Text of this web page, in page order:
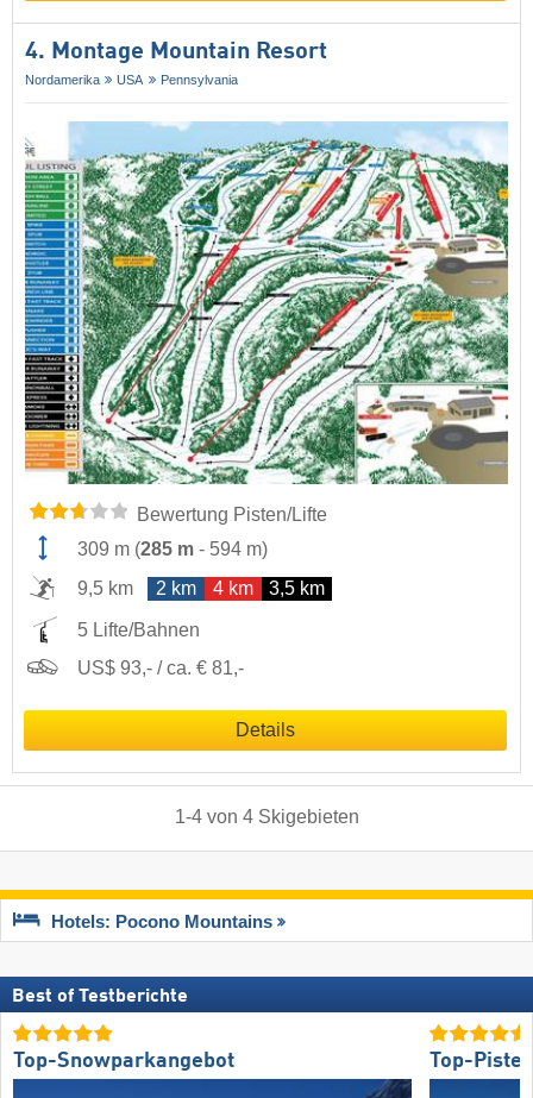
4. Montage Mountain Resort
Nordamerika USA Pennsylvania
Bewertung Pisten/Lifte
309 m (285 m - 594 m)
9,5 km
2 km 4 km 3,5 km
5 Lifte/Bahnen
US$ 93,- / ca. € 81,-
Details
1-4von 4 Skigebieten
Hotels: Pocono Mountains
Best of Testberichte
Top-Snowparkangebot Top-